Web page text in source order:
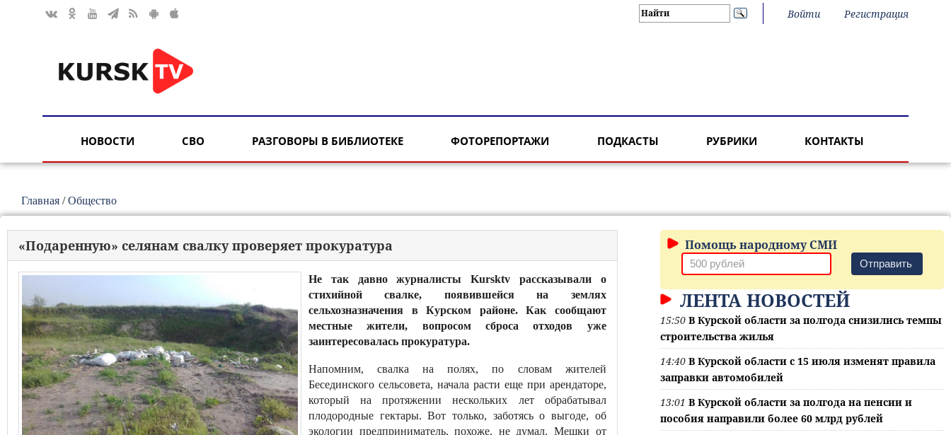
Войти Регистрация
НОВОСТИ СВО РАЗГОВОРЫ В БИБЛИОТЕКЕ ФОТОРЕПОРТАЖИ ПОДКАСТЫ РУБРИКИ КОНТАКТЫ
Главная /Общество
«Подаренную» селянам свалку проверяет прокуратура
Не так давно журналисты Kursktv рассказывали о
стихийной свалке, появившейся на землях
сельхозназначения в Курском районе. Как сообщают
местные жители, вопросом сброса отходов уже
заинтересовалась прокуратура.
Напомним, свалка на полях, по словам жителей
Бесединского сельсовета, начала расти еще при арендаторе,
который на протяжении нескольких лет обрабатывал
плодородные гектары. Вот только, заботясь о выгоде, об
экологии предприниматель, похоже, не думал. Мешки от
Помощь народному СМИ
Отправить
ЛЕНТА НОВОСТЕЙ
15:50 В Курской области за полгода снизились темпы
строительства жилья
14:40 В Курской области с 15 июля изменят правила
заправки автомобилей
13:01 В Курской области за полгода на пенсии и
пособия направили более 60 млрд рублей